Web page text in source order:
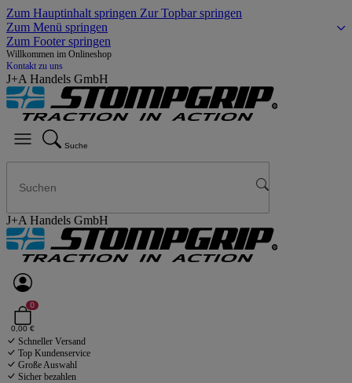
Zum Hauptinhalt springen Zur Topbar springen
Zum Menü springen
Zum Footer springen
Willkommen im Onlineshop
Kontakt zu uns
J+A Handels GmbH
Suche
J+A Handels GmbH
0
0,00 €
Schneller Versand
Top Kundenservice
Große Auswahl
Sicher bezahlen